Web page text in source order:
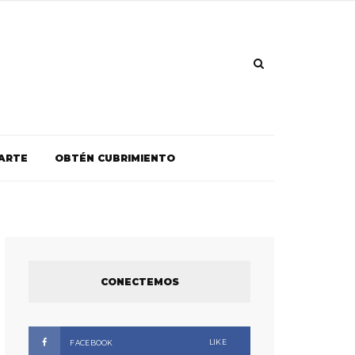
OBTÉN CUBRIMIENTO
CONECTEMOS
FACEBOOK LIKE